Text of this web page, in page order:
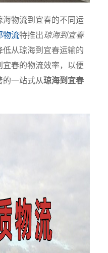
海物流到宜春的不同运
物流特推出琼海到宜春
从琼海到宜春运输的
春的物流效率，以便
的一站式从琼海到宜春